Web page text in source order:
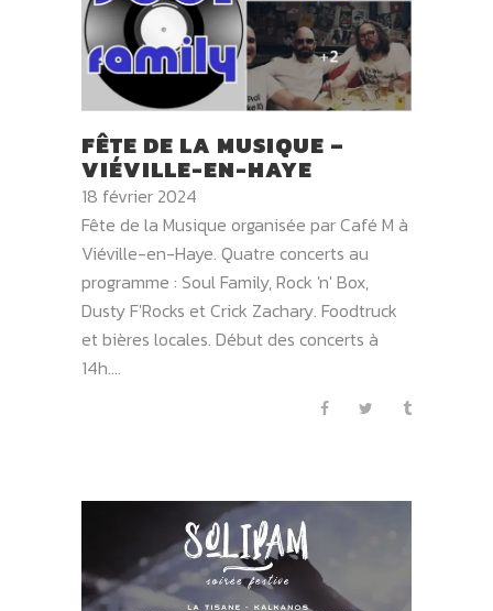
FÊTE DE LA MUSIQUE –
VIÉVILLE-EN-HAYE
18 février 2024
Fête de la Musique organisée par Café M à
Viéville-en-Haye. Quatre concerts au
programme : Soul Family, Rock 'n' Box,
Dusty F'Rocks et Crick Zachary. Foodtruck
et bières locales. Début des concerts à
14h....